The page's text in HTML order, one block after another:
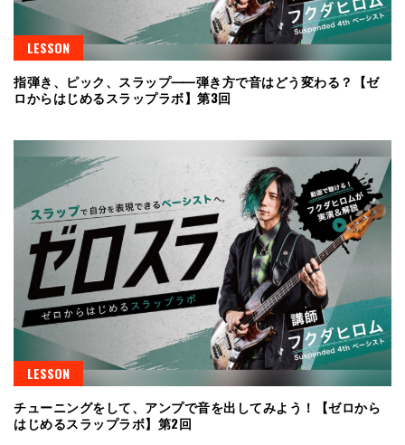
LESSON
指弾き、ピック、スラップ⸺弾き方で音はどう変わる？【ゼ
ロからはじめるスラップラボ】第3回
LESSON
チューニングをして、アンプで音を出してみよう！【ゼロから
はじめるスラップラボ】第2回